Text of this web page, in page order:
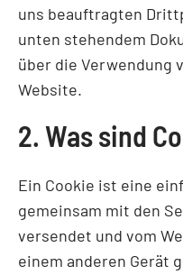
uns beauftragten
unten stehendem
über die Verwendung
Website.
2. Was sind
Ein Cookie ist eine
gemeinsam mit den
versendet und vom
einem anderen Gerät